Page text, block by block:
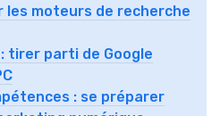
les moteurs de recherche
tirer parti de Google
: se préparer